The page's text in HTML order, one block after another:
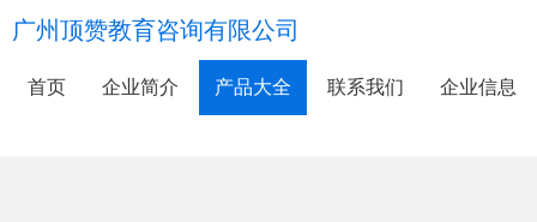
广州顶赞教育咨询有限公司
首页 企业简介 产品大全 联系我们 企业信息